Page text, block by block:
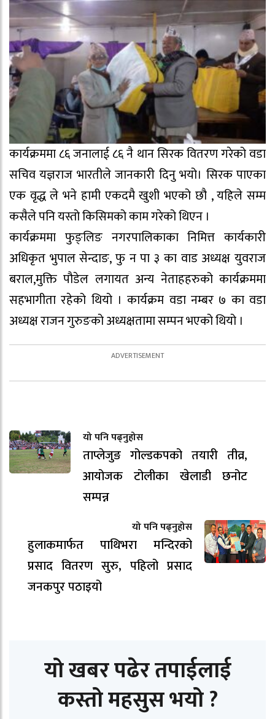
कार्यक्रममा ८६ जनालाई ८६ नै थान सिरक वितरण गरेको वडा
सचिव यज्ञराज भारतीले जानकारी दिनु भयो। सिरक पाएका
एक वृद्ध ले भने हामी एकदमै खुशी भएको छौ , यहिले सम्म
कसैले पनि यस्तो किसिमको काम गरेको थिएन ।
कार्यक्रममा फुङ्लिङ नगरपालिकाका निमित्त कार्यकारी
अधिकृत भुपाल सेन्दाङ, फु न पा ३ का वाड अध्यक्ष युवराज
बराल,मुक्ति पौडेल लगायत अन्य नेताहहरुको कार्यक्रममा
सहभागीता रहेको थियो । कार्यक्रम वडा नम्बर ७ का वडा
अध्यक्ष राजन गुरुङको अध्यक्षतामा सम्पन भएको थियो ।
यो पनि पढ्नुहोस
ताप्लेजुङ गोल्डकपको तयारी तीव्र,
आयोजक टोलीका खेलाडी छनोट
सम्पन्न
यो पनि पढ्नुहोस
हुलाकमार्फत पाथिभरा मन्दिरको
प्रसाद वितरण सुरु, पहिलो प्रसाद
जनकपुर पठाइयो
यो खबर पढेर तपाईलाई
कस्तो महसुस भयो ?